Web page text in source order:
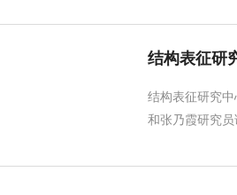
结构表征研
结构表征研究中
和张乃霞研究